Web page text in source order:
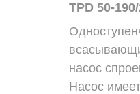
TPD 50-
насос
Насос